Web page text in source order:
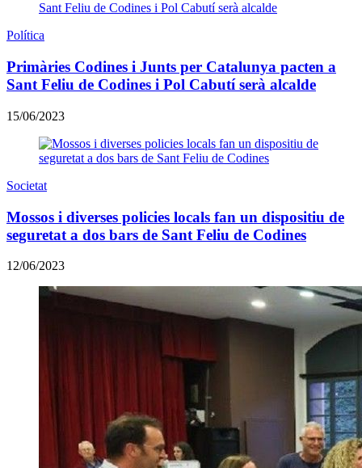
Política
Primàries Codines i Junts per Catalunya pacten a
Sant Feliu de Codines i Pol Cabutí serà alcalde
15/06/2023
Societat
Mossos i diverses policies locals fan un dispositiu de
seguretat a dos bars de Sant Feliu de Codines
12/06/2023